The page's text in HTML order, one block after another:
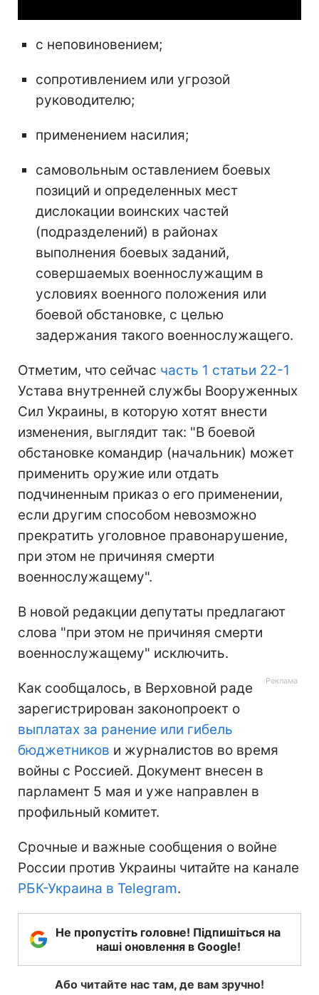
с неповиновением;
сопротивлением или угрозой
руководителю;
применением насилия;
самовольным оставлением боевых
позиций и определенных мест
дислокации воинских частей
(подразделений) в районах
выполнения боевых заданий,
совершаемых военнослужащим в
условиях военного положения или
боевой обстановке, с целью
задержания такого военнослужащего.
Отметим, что сейчас часть 1 статьи 22-1
Устава внутренней службы Вооруженных
Сил Украины, в которую хотят внести
изменения, выглядит так: "В боевой
обстановке командир (начальник) может
применить оружие или отдать
подчиненным приказ о его применении,
если другим способом невозможно
прекратить уголовное правонарушение,
при этом не причиняя смерти
военнослужащему".
В новой редакции депутаты предлагают
слова "при этом не причиняя смерти
военнослужащему" исключить.
Как сообщалось, в Верховной раде
зарегистрирован законопроект о
выплатах за ранение или гибель
бюджетников и журналистов во время
войны с Россией. Документ внесен в
парламент 5 мая и уже направлен в
профильный комитет.
Срочные и важные сообщения о войне
России против Украины читайте на канале
РБК-Украина в Telegram.
Не пропустіть головне! Підпишіться на
наші оновлення в Google!
Або читайте нас там, де вам зручно!